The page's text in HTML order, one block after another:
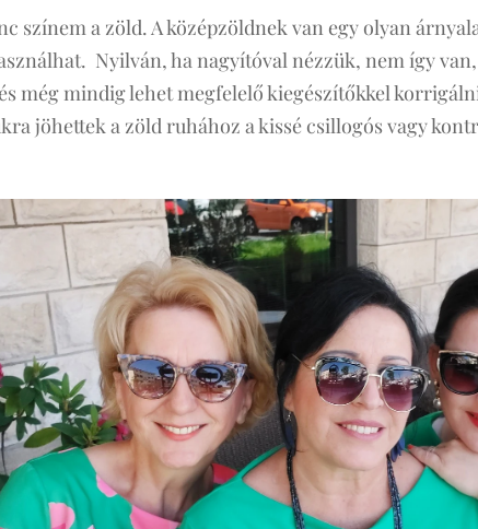
színem a zöld. A középzöldnek van egy olyan
Nyilván, ha nagyítóval nézzük, nem így
még mindig lehet megfelelő kiegészítőkkel
jöhettek a zöld ruhához a kissé csillogós vagy